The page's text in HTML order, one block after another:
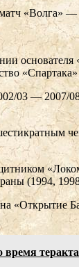
03 — 2007/
(1994,
«Открытие
время